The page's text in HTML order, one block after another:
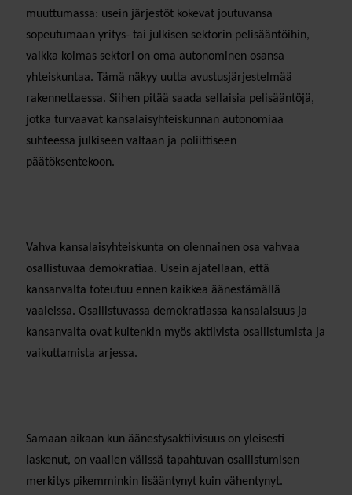
muuttumassa: usein järjestöt kokevat joutuvansa
sopeutumaan yritys- tai julkisen sektorin pelisääntöihin,
vaikka kolmas sektori on oma autonominen osansa
yhteiskuntaa. Tämä näkyy uutta avustusjärjestelmää
rakennettaessa. Siihen pitää saada sellaisia pelisääntöjä,
jotka turvaavat kansalaisyhteiskunnan autonomiaa
suhteessa julkiseen valtaan ja poliittiseen
päätöksentekoon.
Vahva kansalaisyhteiskunta on olennainen osa vahvaa
osallistuvaa demokratiaa. Usein ajatellaan, että
kansanvalta toteutuu ennen kaikkea äänestämällä
vaaleissa. Osallistuvassa demokratiassa kansalaisuus ja
kansanvalta ovat kuitenkin myös aktiivista osallistumista ja
vaikuttamista arjessa.
Samaan aikaan kun äänestysaktiivisuus on yleisesti
laskenut, on vaalien välissä tapahtuvan osallistumisen
merkitys pikemminkin lisääntynyt kuin vähentynyt.